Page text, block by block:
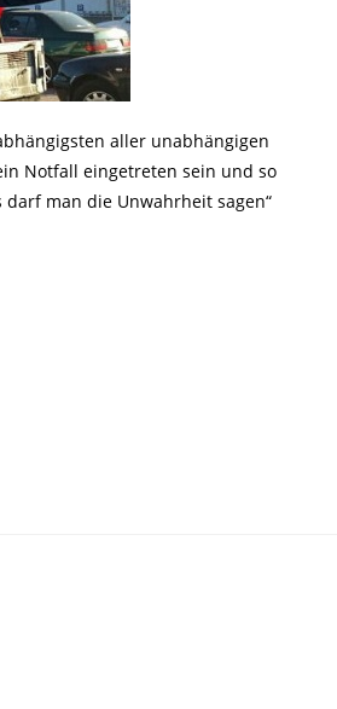
aller unabhängigen
Notfall eingetreten sein und so
man die Unwahrheit sagen“